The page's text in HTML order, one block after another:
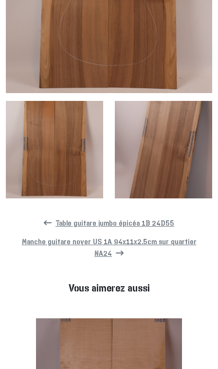
Table guitare jumbo épicéa 1B 24D55
Manche guitare noyer US 1A 94x11x2.5cm sur quartier
NA24
Vous aimerez aussi